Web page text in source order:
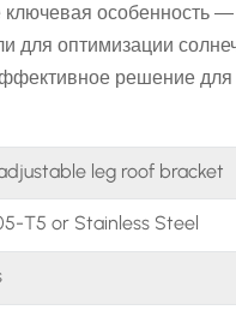
ключевая особенность
для оптимизации
решение
leg roof bracket
T5 or Stainless Steel